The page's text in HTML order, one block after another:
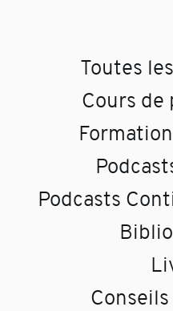
Toutes
Cours de
Podcasts